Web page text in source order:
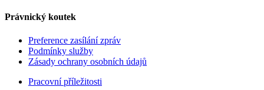
Právnický koutek
Preference zasílání zpráv
Podmínky služby
Zásady ochrany osobních údajů
Pracovní příležitosti